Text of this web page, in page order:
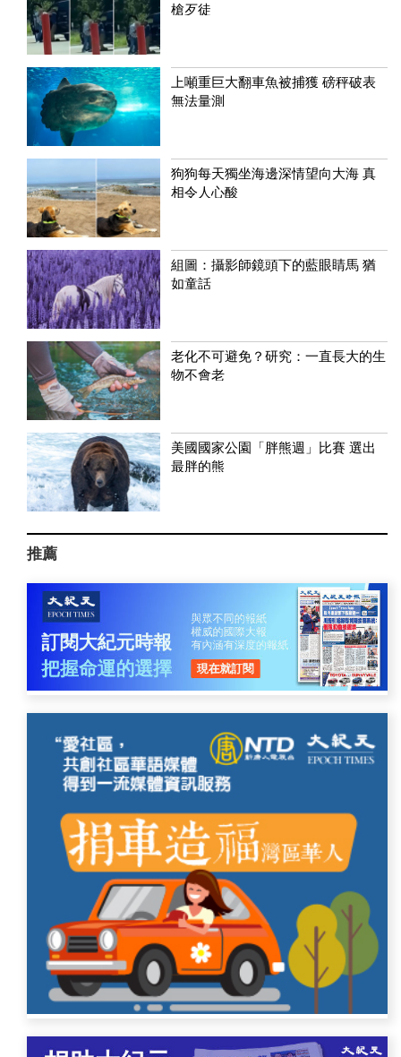
槍歹徒
上噸重巨大翻車魚被捕獲 磅秤破表
無法量測
狗狗每天獨坐海邊深情望向大海 真
相令人心酸
組圖：攝影師鏡頭下的藍眼睛馬 猶
如童話
老化不可避免？研究：一直長大的生
物不會老
美國國家公園「胖熊週」比賽 選出
最胖的熊
推薦